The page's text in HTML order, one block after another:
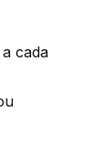
cada